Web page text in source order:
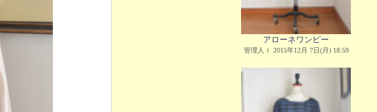
アローネワンピー
管理人Ｉ 2015年12月 7日(月) 18:59